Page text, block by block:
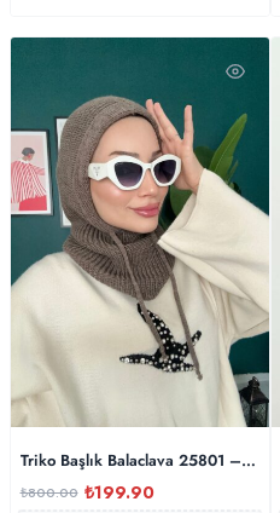
Triko Başlık Balaclava 25801 – Latte
₺800.00 ₺199.90